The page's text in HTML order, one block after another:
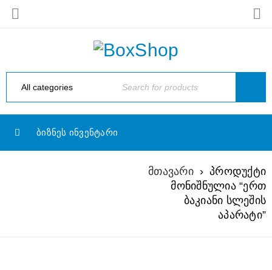
ᲑᲘᲖᲜᲔᲡ ᲘᲜᲕᲔᲜᲢᲐᲠᲘ
მთავარი › პროდუქტი
მონიშნულია “ერთ
ბაკიანი სლეშის
აპარატი”